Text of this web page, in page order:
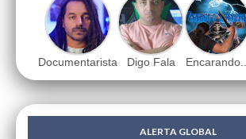
Documentarista Digo Fala
ALERTA GLOBAL